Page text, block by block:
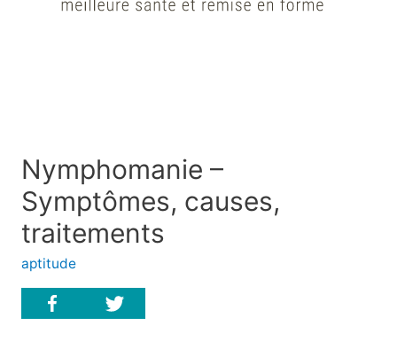
Nymphomanie –
Symptômes, causes,
traitements
aptitude